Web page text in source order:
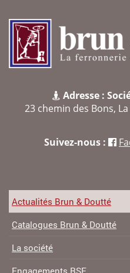
Adresse :
23 chemin des Bons,
Suivez-nous :
Actualités Brun & Doutté
Catalogues Brun & Doutté
La société